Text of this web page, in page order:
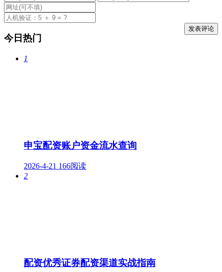
今日热门
1
申宝配资账户资金流水查询
2026-4-21 166阅读
2
配资优秀证券配资渠道实战指南